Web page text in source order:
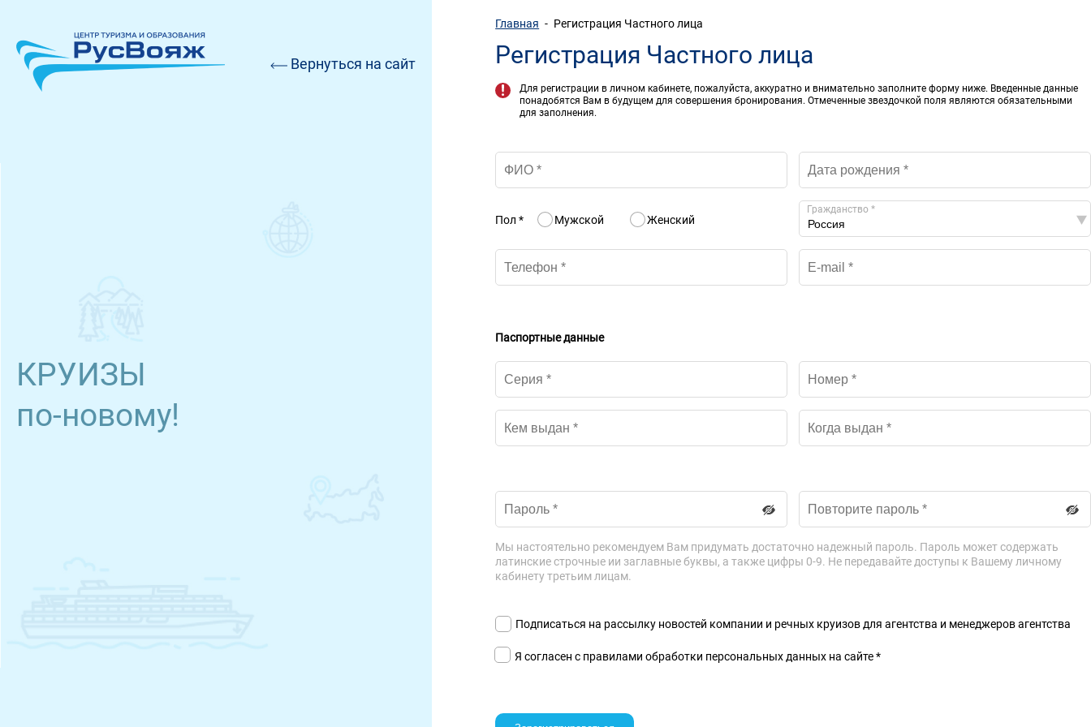
Вернуться на сайт
КРУИЗЫ
по-новому!
Главная Регистрация Частного лица
Регистрация Частного лица
Для регистрации в личном кабинете, пожалуйста, аккуратно и внимательно заполните форму ниже. Введенные данные
понадобятся Вам в будущем для совершения бронирования. Отмеченные звездочкой поля являются обязательными
для заполнения.
Пол * Мужской Женский
Гражданство *
Паспортные данные
Мы настоятельно рекомендуем Вам придумать достаточно надежный пароль. Пароль может содержать
латинские строчные ии заглавные буквы, а также цифры 0-9. Не передавайте доступы к Вашему личному
кабинету третьим лицам.
Подписаться на рассылку новостей компании и речных круизов для агентства и менеджеров агентства
Я согласен с правилами обработки персональных данных на сайте *